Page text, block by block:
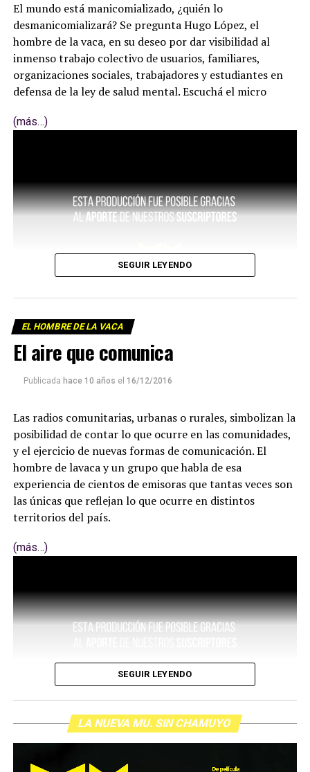
El mundo está manicomializado, ¿quién lo
desmanicomializará? Se pregunta Hugo López, el
hombre de la vaca, en su deseo por dar visibilidad al
inmenso trabajo colectivo de usuarios, familiares,
organizaciones sociales, trabajadores y estudiantes en
defensa de la ley de salud mental. Escuchá el micro
(más…)
SEGUIR LEYENDO
EL HOMBRE DE LA VACA
El aire que comunica
Publicada hace 10 años el 16/12/2016
Las radios comunitarias, urbanas o rurales, simbolizan la
posibilidad de contar lo que ocurre en las comunidades,
y el ejercicio de nuevas formas de comunicación. El
hombre de lavaca y un grupo que habla de esa
experiencia de cientos de emisoras que tantas veces son
las únicas que reflejan lo que ocurre en distintos
territorios del país.
(más…)
SEGUIR LEYENDO
LA NUEVA MU. SIN CHAMUYO